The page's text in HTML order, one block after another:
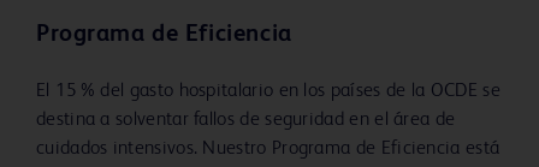
Programa de Eficiencia
El 15 % del gasto hospitalario en los países de la OCDE se
destina a solventar fallos de seguridad en el área de
cuidados intensivos. Nuestro Programa de Eficiencia está